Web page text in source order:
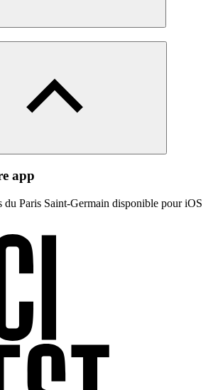
app
du Paris Saint-Germain disponible pour iOS